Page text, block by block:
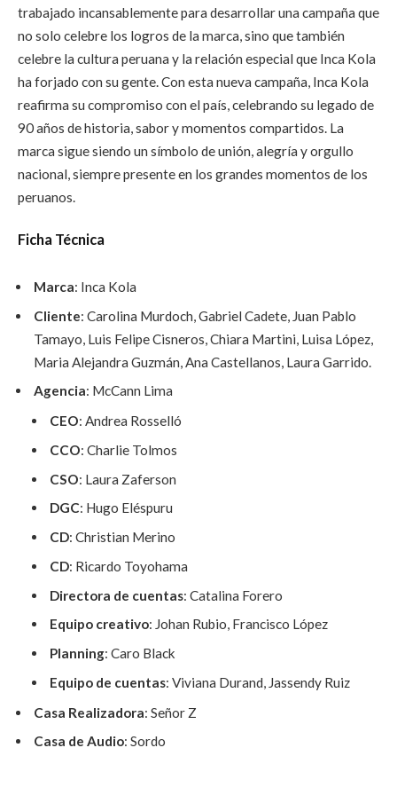
trabajado incansablemente para desarrollar una campaña que
no solo celebre los logros de la marca, sino que también
celebre la cultura peruana y la relación especial que Inca Kola
ha forjado con su gente. Con esta nueva campaña, Inca Kola
reafirma su compromiso con el país, celebrando su legado de
90 años de historia, sabor y momentos compartidos. La
marca sigue siendo un símbolo de unión, alegría y orgullo
nacional, siempre presente en los grandes momentos de los
peruanos.
Ficha Técnica
Marca: Inca Kola
Cliente: Carolina Murdoch, Gabriel Cadete, Juan Pablo
Tamayo, Luis Felipe Cisneros, Chiara Martini, Luisa López,
Maria Alejandra Guzmán, Ana Castellanos, Laura Garrido.
Agencia: McCann Lima
CEO: Andrea Rosselló
CCO: Charlie Tolmos
CSO: Laura Zaferson
DGC: Hugo Eléspuru
CD: Christian Merino
CD: Ricardo Toyohama
Directora de cuentas: Catalina Forero
Equipo creativo: Johan Rubio, Francisco López
Planning: Caro Black
Equipo de cuentas: Viviana Durand, Jassendy Ruiz
Casa Realizadora: Señor Z
Casa de Audio: Sordo